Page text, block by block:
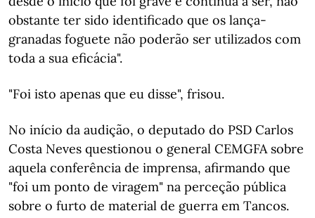
obstante ter sido identificado que os lança-
granadas foguete não poderão ser utilizados com
toda a sua eficácia".
"Foi isto apenas que eu disse", frisou.
No início da audição, o deputado do PSD Carlos
Costa Neves questionou o general CEMGFA sobre
aquela conferência de imprensa, afirmando que
"foi um ponto de viragem" na perceção pública
sobre o furto de material de guerra em Tancos.